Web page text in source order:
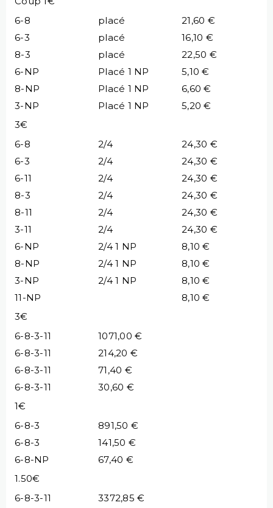
6-8
placé
21,60 €
6-3
placé
16,10 €
8-3
placé
22,50 €
6-NP
Placé 1 NP
5,10 €
8-NP
Placé 1 NP
6,60 €
3-NP
Placé 1 NP
5,20 €
3€
6-8
2/4
24,30 €
6-3
2/4
24,30 €
6-11
2/4
24,30 €
8-3
2/4
24,30 €
8-11
2/4
24,30 €
3-11
2/4
24,30 €
6-NP
2/4 1 NP
8,10 €
8-NP
2/4 1 NP
8,10 €
3-NP
2/4 1 NP
8,10 €
11-NP
8,10 €
3€
6-8-3-11
1071,00 €
6-8-3-11
214,20 €
6-8-3-11
71,40 €
6-8-3-11
30,60 €
1€
6-8-3
891,50 €
6-8-3
141,50 €
6-8-NP
67,40 €
1.50€
6-8-3-11
3372,85 €